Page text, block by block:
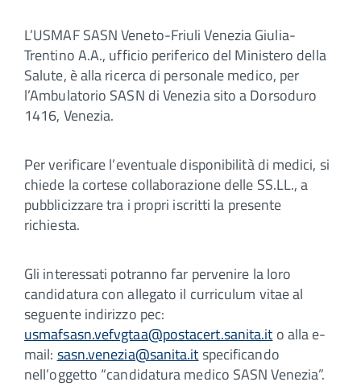
L’USMAF SASN Veneto-Friuli Venezia Giulia-
Trentino A.A., ufficio periferico del Ministero della
Salute, è alla ricerca di personale medico, per
l’Ambulatorio SASN di Venezia sito a Dorsoduro
1416, Venezia.
Per verificare l’eventuale disponibilità di medici, si
chiede la cortese collaborazione delle SS.LL., a
pubblicizzare tra i propri iscritti la presente
richiesta.
Gli interessati potranno far pervenire la loro
candidatura con allegato il curriculum vitae al
seguente indirizzo pec:
usmafsasn.vefvgtaa@postacert.sanita.it o alla e-
mail: sasn.venezia@sanita.itspecificando
nell’oggetto “candidatura medico SASN Venezia”.